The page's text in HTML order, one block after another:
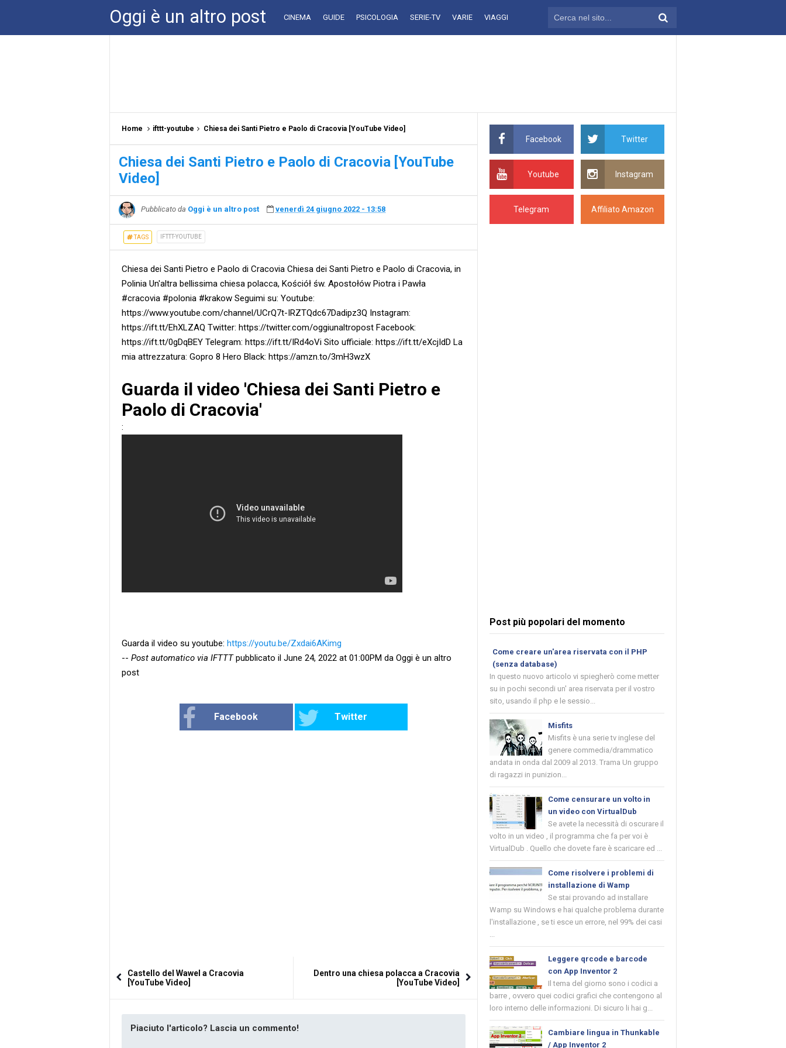
Oggi è un altro post CINEMA GUIDE PSICOLOGIA SERIE-TV VARIE VIAGGI
Home ifttt-youtube Chiesa dei Santi Pietro e Paolo di Cracovia [YouTube Video]
Chiesa dei Santi Pietro e Paolo di Cracovia [YouTube
Video]
Pubblicato da Oggi è un altro post venerdì 24 giugno 2022 - 13:58
TAGS IFTTT-YOUTUBE
Chiesa dei Santi Pietro e Paolo di Cracovia Chiesa dei Santi Pietro e Paolo di Cracovia, in
Polinia Un'altra bellissima chiesa polacca, Kościół św. Apostołów Piotra i Pawła
#cracovia #polonia #krakow Seguimi su: Youtube:
https://www.youtube.com/channel/UCrQ7t-IRZTQdc67Dadipz3Q Instagram:
https://ift.tt/EhXLZAQ Twitter: https://twitter.com/oggiunaltropost Facebook:
https://ift.tt/0gDqBEY Telegram: https://ift.tt/IRd4oVi Sito ufficiale: https://ift.tt/eXcjIdD La
mia attrezzatura: Gopro 8 Hero Black: https://amzn.to/3mH3wzX
Guarda il video 'Chiesa dei Santi Pietro e
Paolo di Cracovia'
:
Guarda il video su youtube: https://youtu.be/Zxdai6AKimg
-- Post automatico via IFTTTpubblicato il June 24, 2022 at 01:00PM da Oggi è un altro
post
Facebook Twitter
Castello del Wawel a Cracovia
[YouTube Video]
Dentro una chiesa polacca a Cracovia
[YouTube Video]
Piaciuto l'articolo? Lascia un commento!
Facebook Twitter
Youtube Instagram
Telegram Affiliato Amazon
Post più popolari del momento
Come creare un'area riservata con il PHP
(senza database)
In questo nuovo articolo vi spiegherò come metter
su in pochi secondi un' area riservata per il vostro
sito, usando il php e le sessio...
Misfits
Misfits è una serie tv inglese del
genere commedia/drammatico
andata in onda dal 2009 al 2013. Trama Un gruppo
di ragazzi in punizion...
Come censurare un volto in
un video con VirtualDub
Se avete la necessità di oscurare il
volto in un video , il programma che fa per voi è
VirtualDub . Quello che dovete fare è scaricare ed ...
Come risolvere i problemi di
installazione di Wamp
Se stai provando ad installare
Wamp su Windows e hai qualche problema durante
l'installazione , se ti esce un errore, nel 99% dei casi
...
Leggere qrcode e barcode
con App Inventor 2
Il tema del giorno sono i codici a
barre , ovvero quei codici grafici che contengono al
loro interno delle informazioni. Di sicuro li hai g...
Cambiare lingua in Thunkable
/ App Inventor 2